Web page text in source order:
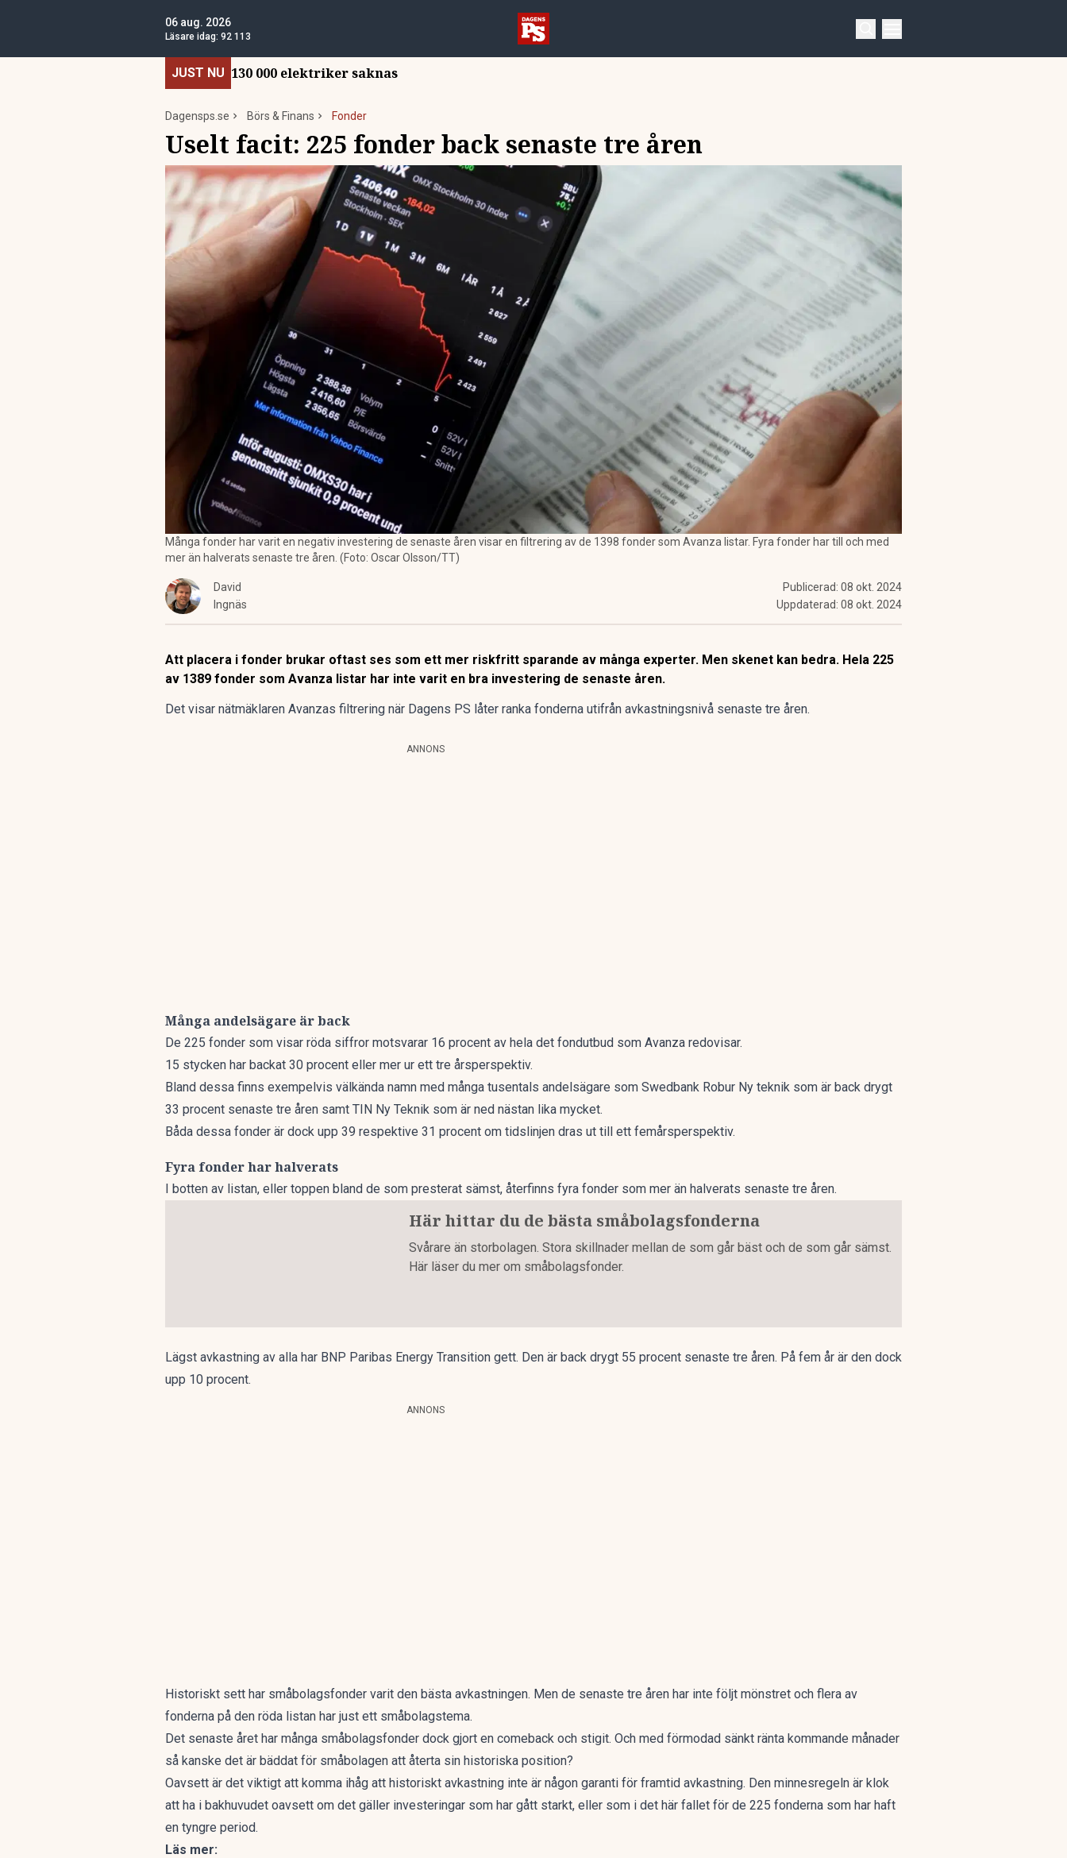
06 aug. 2026
Läsare idag: 92 113
JUST NU 130 000 elektriker saknas
Dagensps.se Börs & Finans Fonder
Uselt facit: 225 fonder back senaste tre åren
Många fonder har varit en negativ investering de senaste åren visar en filtrering av de 1398 fonder som Avanza listar. Fyra fonder har till och med
mer än halverats senaste tre åren. (Foto: Oscar Olsson/TT)
David
Ingnäs
Publicerad: 08 okt. 2024
Uppdaterad: 08 okt. 2024
Att placera i fonder brukar oftast ses som ett mer riskfritt sparande av många experter. Men skenet kan bedra. Hela 225
av 1389 fonder som Avanza listar har inte varit en bra investering de senaste åren.
Det visar nätmäklaren Avanzas filtrering när Dagens PS låter ranka fonderna utifrån avkastningsnivå senaste tre åren.
ANNONS
Många andelsägare är back
De 225 fonder som visar röda siffror motsvarar 16 procent av hela det fondutbud som Avanza redovisar.
15 stycken har backat 30 procent eller mer ur ett tre årsperspektiv.
Bland dessa finns exempelvis välkända namn med många tusentals andelsägare som Swedbank Robur Ny teknik som är back drygt
33 procent senaste tre åren samt TIN Ny Teknik som är ned nästan lika mycket.
Båda dessa fonder är dock upp 39 respektive 31 procent om tidslinjen dras ut till ett femårsperspektiv.
Fyra fonder har halverats
I botten av listan, eller toppen bland de som presterat sämst, återfinns fyra fonder som mer än halverats senaste tre åren.
Här hittar du de bästa småbolagsfonderna
Svårare än storbolagen. Stora skillnader mellan de som går bäst och de som går sämst.
Här läser du mer om småbolagsfonder.
Lägst avkastning av alla har BNP Paribas Energy Transition gett. Den är back drygt 55 procent senaste tre åren. På fem år är den dock
upp 10 procent.
ANNONS
Historiskt sett har småbolagsfonder varit den bästa avkastningen. Men de senaste tre åren har inte följt mönstret och flera av
fonderna på den röda listan har just ett småbolagstema.
Det senaste året har många småbolagsfonder dock gjort en comeback och stigit. Och med förmodad sänkt ränta kommande månader
så kanske det är bäddat för småbolagen att återta sin historiska position?
Oavsett är det viktigt att komma ihåg att historiskt avkastning inte är någon garanti för framtid avkastning. Den minnesregeln är klok
att ha i bakhuvudet oavsett om det gäller investeringar som har gått starkt, eller som i det här fallet för de 225 fonderna som har haft
en tyngre period.
Läs mer: